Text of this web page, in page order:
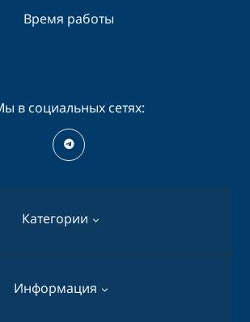
Категории
Перфораторы
Информация
Время работы
в социальных сетях: